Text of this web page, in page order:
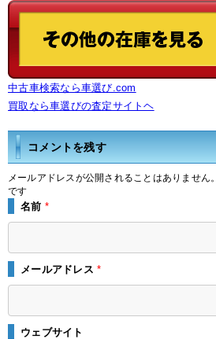
中古車検索なら車選び.com
買取なら車選びの査定サイトヘ
コメントを残す
メールアドレスが公開されることはありません。
です
名前 *
メールアドレス*
ウェブサイト